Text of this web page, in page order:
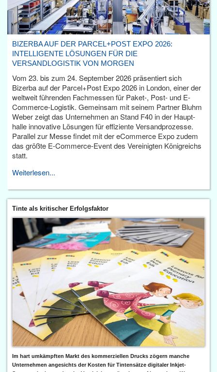
BIZERBA AUF DER PARCEL+POST EXPO 2026:
INTELLIGENTE LÖSUNGEN FÜR DIE
VERSANDLOGISTIK VON MORGEN
Vom 23. bis zum 24. September 2026 präsentiert sich
Bizerba auf der Parcel+Post Expo 2026 in London, einer der
weltweit führenden Fachmessen für Paket-, Post- und E-
Commerce-Logistik. Gemeinsam mit seinem Partner Bluhm
Weber zeigt das Unternehmen an Stand F40 in der Haupt­
halle innovative Lösungen für effiziente Versandprozesse.
Parallel zur Messe findet mit der eCommerce Expo zudem
das größte E-Commerce-Event des Vereinigten Königreichs
statt.
Weiterlesen...
Tinte als kritischer Erfolgsfaktor
Im hart umkämpften Markt des kommerziellen Drucks zögern manche
Unternehmen angesichts der Kosten für Tintensätze digitaler Inkjet-